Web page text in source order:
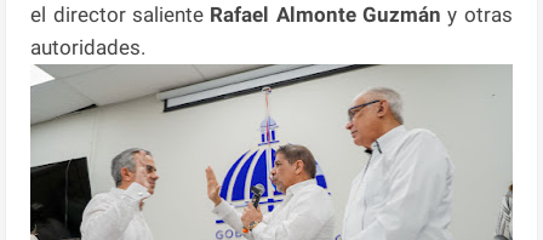
el director saliente Rafael Almonte Guzmán y otras
autoridades.